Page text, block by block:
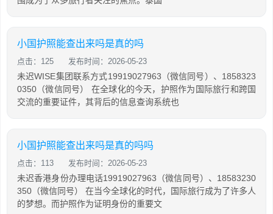
小国护照能查出来吗是真的吗
点击：125 发布时间：2026-05-23
未迟WISE集团联系方式19919027963（微信同号）、1858323
0350（微信同号） 在全球化的今天，护照作为国际旅行和跨国
交流的重要证件，其背后的信息查询系统也
小国护照能查出来吗是真的吗吗
点击：113 发布时间：2026-05-23
未迟香港身份办理电话19919027963（微信同号）、18583230
350（微信同号） 在当今全球化的时代，国际旅行成为了许多人
的梦想。而护照作为证明身份的重要文